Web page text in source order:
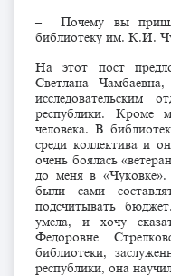
– Почему вы
библиотеку им. К.И.
На этот пост
Светлана
исследовательским
республики. Кроме
человека. В
среди коллектива и
очень боялась
до меня в
были сами
подсчитывать
умела, и хочу
Федоровне
библиотеки,
республики, она